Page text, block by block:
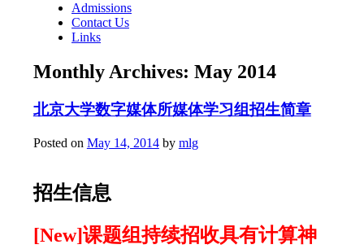
Admissions
Contact Us
Links
Monthly Archives: May 2014
北京大学数字媒体所媒体学习组招生简章
Posted on May 14, 2014 by mlg
招生信息
[New]课题组持续招收具有计算神